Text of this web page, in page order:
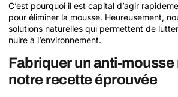
C’est pourquoi il est capital d’agir
pour éliminer la mousse. Heureusement,
solutions naturelles qui permettent de
nuire à l’environnement.
Fabriquer un anti-mousse
notre recette éprouvée